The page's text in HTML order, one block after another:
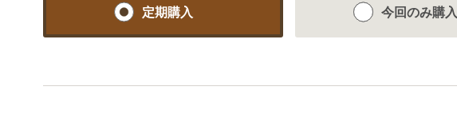
定期購入 今回のみ購入